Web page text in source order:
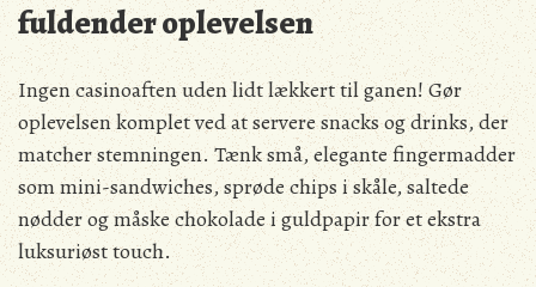
fuldender oplevelsen
Ingen casinoaften uden lidt lækkert til ganen! Gør
oplevelsen komplet ved at servere snacks og drinks, der
matcher stemningen. Tænk små, elegante fingermadder
som mini-sandwiches, sprøde chips i skåle, saltede
nødder og måske chokolade i guldpapir for et ekstra
luksuriøst touch.